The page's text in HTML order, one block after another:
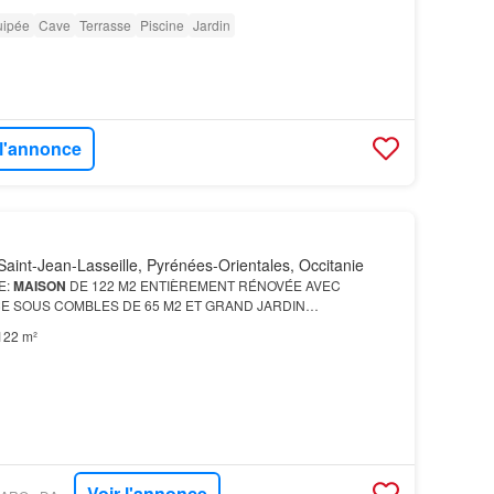
Cave Terrasse Piscine Jardin
Jean-Lasseille, Pyrénées-Orientales, Occitanie
MAISON DE 122 M2 ENTIÈREMENT RÉNOVÉE AVEC
SOUS COMBLES DE 65 M2 ET GRAND JARDIN
à Saint-Jean-Lasseille , un village recherché pour sa qualité
c…
m²